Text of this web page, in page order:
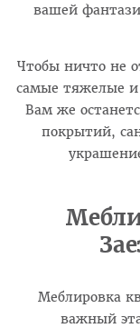
вашей
Чтобы ничто не
самые тяжелые
Вам же
покрытий,
Меблировка
важный